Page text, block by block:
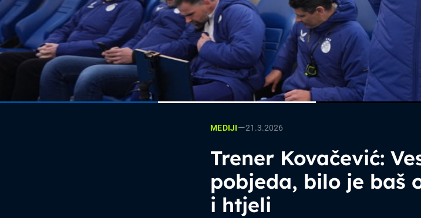
MEDIJI—21.3.2026
Trener Kovačević:
pobjeda, bilo je baš
i htjeli